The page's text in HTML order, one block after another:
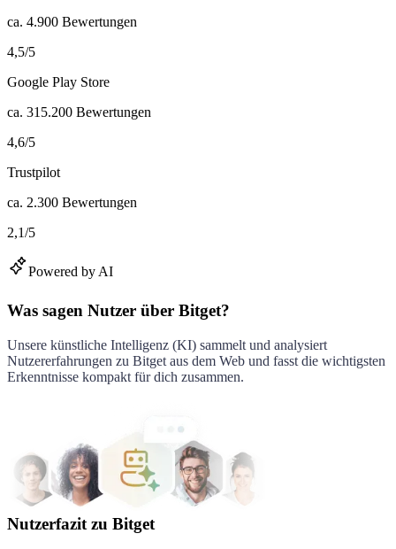
ca. 4.900 Bewertungen
4,5/5
Google Play Store
ca. 315.200 Bewertungen
4,6/5
Trustpilot
ca. 2.300 Bewertungen
2,1/5
Powered by AI
Was sagen Nutzer über Bitget?
Unsere künstliche Intelligenz (KI) sammelt und analysiert
Nutzererfahrungen zu Bitget aus dem Web und fasst die wichtigsten
Erkenntnisse kompakt für dich zusammen.
Nutzerfazit zu Bitget